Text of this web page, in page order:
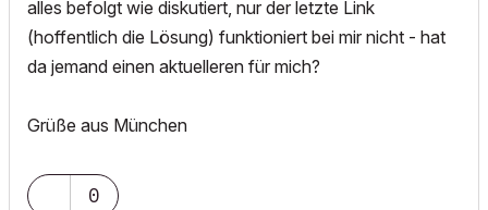
alles befolgt wie diskutiert, nur der letzte Link
(hoffentlich die Lösung) funktioniert bei mir nicht - hat
da jemand einen aktuelleren für mich?
Grüße aus München
0